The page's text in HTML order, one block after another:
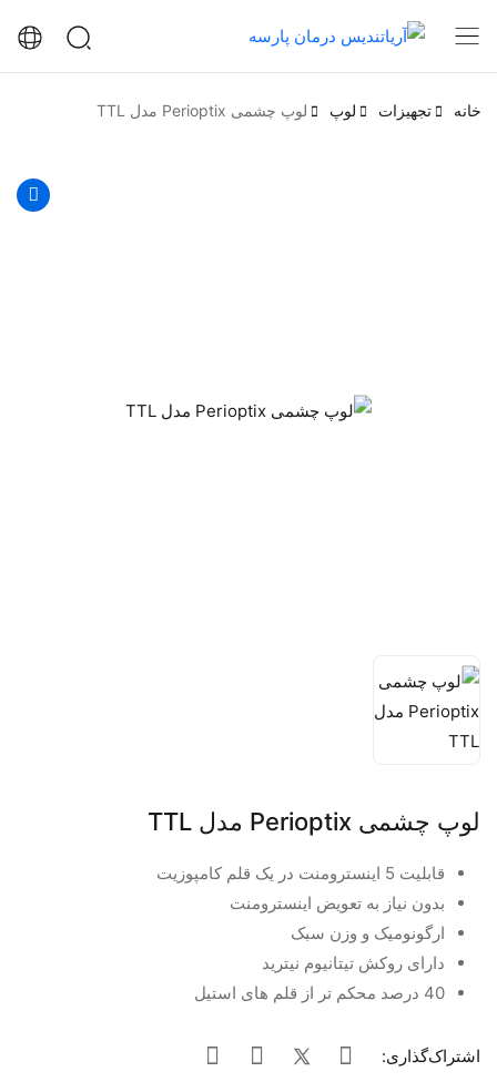
خانه تجهیزات لوپ لوپ چشمی Perioptix مدل TTL
لوپ چشمی Perioptix مدل TTL
قابلیت 5 اینسترومنت در یک قلم کامپوزیت
بدون نیاز به تعویض اینسترومنت
ارگونومیک و وزن سبک
دارای روکش تیتانیوم نیترید
40 درصد محکم تر از قلم های استیل
اشتراک‌گذاری: